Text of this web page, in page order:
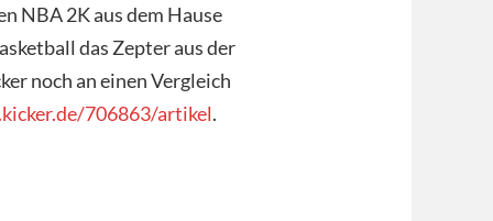
NBA 2K aus dem Hause
das Zepter aus der
noch an einen Vergleich
706863/artikel.